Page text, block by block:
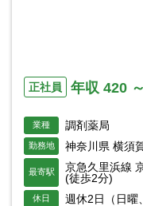
正社員 年収 420
業種 調剤薬局
勤務地 神奈川県 横須
最寄駅
京急久里浜線
(徒歩2分)
休日 週休2日（日曜